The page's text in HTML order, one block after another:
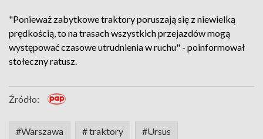
"Ponieważ zabytkowe traktory poruszają się z niewielką
prędkością, to na trasach wszystkich przejazdów mogą
występować czasowe utrudnienia w ruchu" - poinformował
stołeczny ratusz.
Źródło:
#Warszawa # traktory #Ursus